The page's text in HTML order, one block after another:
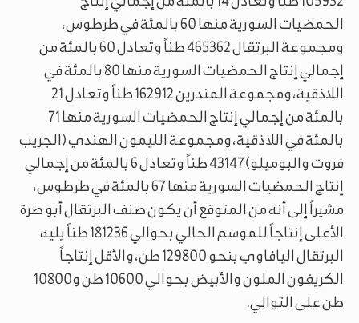
الحمضيات السورية منها 60 بالمئة في طرطوس،
ومجموعة البرتقال 465362 طناً وتعادل 60 بالمئة من
إجمالي إنتاج الحمضيات السورية منها 80 بالمئة في
اللاذقية، ومجموعة المندرين 162912 طناً وتعادل 21
بالمئة من إجمالي إنتاج الحمضيات السورية منها 71
بالمئة في اللاذقية، ومجموعة الليمون الهندي (الجريب
فروت والبوميلو) 43147 طناً وتعادل 6 بالمئة من إجمالي
إنتاج الحمضيات السورية منها 67 بالمئة في طرطوس،
مشيراً إلى أنه من المتوقع أن يكون صنف البرتقال أبو صرة
الأعلى إنتاجاً للموسم الحالي بحوالي 181236 طناً يليه
البرتقال اليافاوي بنحو 129800 طن، والأقل إنتاجاً
الكريفون الملون والأبيض بحوالي 10600 طن و10800
طن على التوالي.